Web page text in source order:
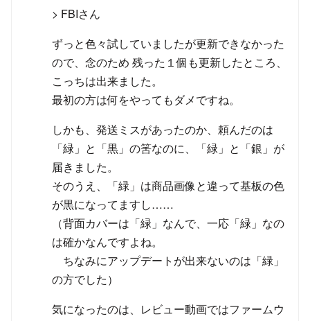
> FBIさん
ずっと色々試していましたが更新できなかった
ので、念のため 残った１個も更新したところ、
こっちは出来ました。
最初の方は何をやってもダメですね。
しかも、発送ミスがあったのか、頼んだのは
「緑」と「黒」の筈なのに、「緑」と「銀」が
届きました。
そのうえ、「緑」は商品画像と違って基板の色
が黒になってますし……
（背面カバーは「緑」なんで、一応「緑」なの
は確かなんですよね。
ちなみにアップデートが出来ないのは「緑」
の方でした）
気になったのは、レビュー動画ではファームウ